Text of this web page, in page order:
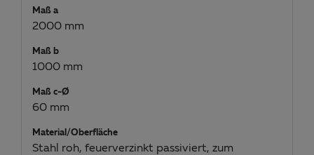
Maß a
2000 mm
Maß b
1000 mm
Maß c-Ø
60 mm
Material/Oberfläche
Stahl roh, feuerverzinkt passiviert, zum